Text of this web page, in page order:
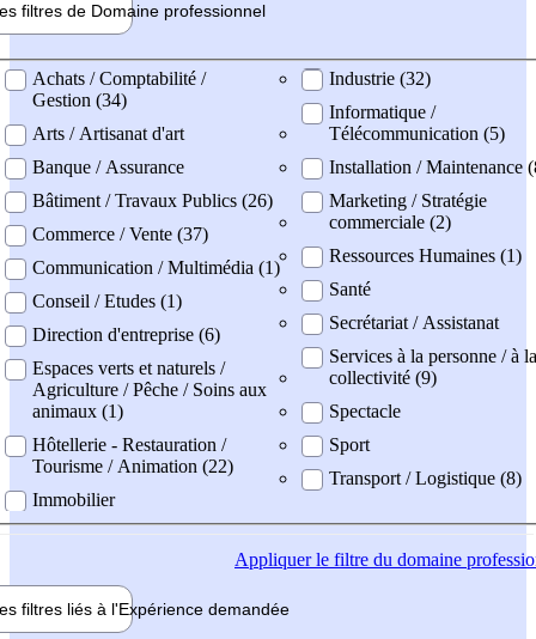
filtres de Domaine professionnel
professionel
Achats / Comptabilité /
Gestion (34)
Arts / Artisanat d'art
Banque / Assurance
Bâtiment / Travaux Publics (26)
Commerce / Vente (37)
Communication / Multimédia (1)
Conseil / Etudes (1)
Direction d'entreprise (6)
Espaces verts et naturels /
Agriculture / Pêche / Soins aux
animaux (1)
Hôtellerie - Restauration /
Tourisme / Animation (22)
Immobilier
Industrie (32)
Informatique /
Télécommunication (5)
Installation / Maintenance
Marketing / Stratégie
commerciale (2)
Ressources Humaines (1)
Santé
Secrétariat / Assistanat
Services à la personne / à la
collectivité (9)
Spectacle
Sport
Transport / Logistique (8)
Appliquerle filtre du domaine
filtres liés à l'Expérience demandée